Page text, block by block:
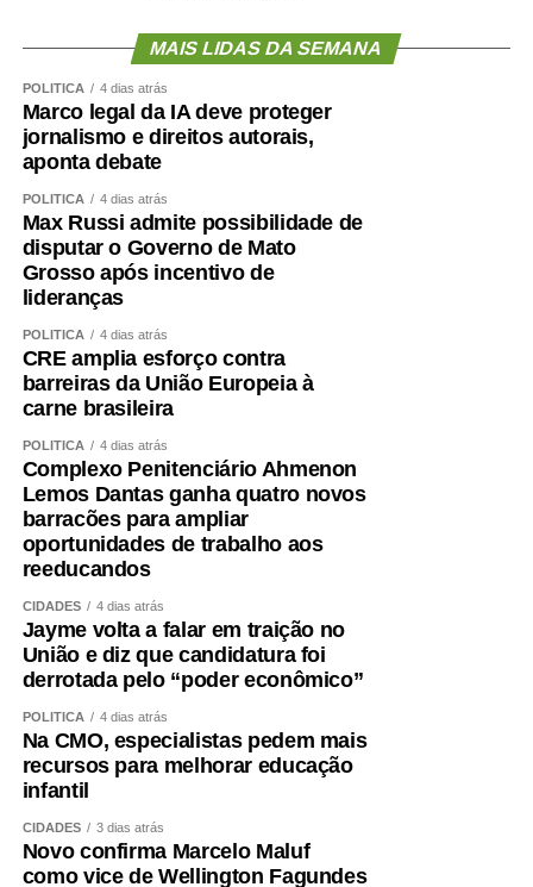
MAIS LIDAS DA SEMANA
POLÍTICA 4 dias atrás
Marco legal da IA deve proteger
jornalismo e direitos autorais,
aponta debate
POLÍTICA 4 dias atrás
Max Russi admite possibilidade de
disputar o Governo de Mato
Grosso após incentivo de
lideranças
POLÍTICA 4 dias atrás
CRE amplia esforço contra
barreiras da União Europeia à
carne brasileira
POLÍTICA 4 dias atrás
Complexo Penitenciário Ahmenon
Lemos Dantas ganha quatro novos
barracões para ampliar
oportunidades de trabalho aos
reeducandos
CIDADES 4 dias atrás
Jayme volta a falar em traição no
União e diz que candidatura foi
derrotada pelo “poder econômico”
POLÍTICA 4 dias atrás
Na CMO, especialistas pedem mais
recursos para melhorar educação
infantil
CIDADES 3 dias atrás
Novo confirma Marcelo Maluf
como vice de Wellington Fagundes